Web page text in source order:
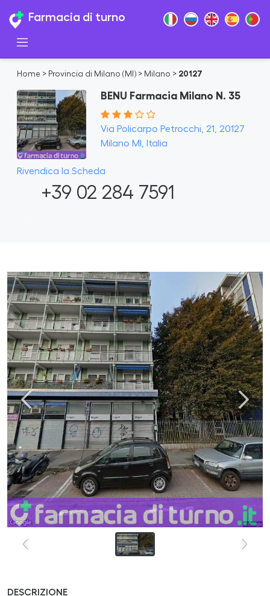
Farmacia di turno
Home > Provincia di Milano (MI) > Milano > 20127
BENU Farmacia Milano N. 35
Via Policarpo Petrocchi, 21, 20127
Milano MI, Italia
Rivendica la Scheda
+39 02 284 7591
DESCRIZIONE